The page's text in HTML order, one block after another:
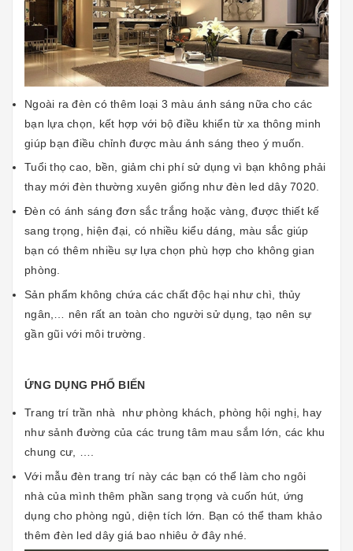
Ngoài ra đèn có thêm loại 3 màu ánh sáng nữa cho các
bạn lựa chọn, kết hợp với bộ điều khiển từ xa thông minh
giúp bạn điều chỉnh được màu ánh sáng theo ý muốn.
Tuổi thọ cao, bền, giảm chi phí sử dụng vì bạn không phải
thay mới đèn thường xuyên giống như đèn led dây 7020.
Đèn có ánh sáng đơn sắc trắng hoặc vàng, được thiết kế
sang trọng, hiện đại, có nhiều kiểu dáng, màu sắc giúp
bạn có thêm nhiều sự lựa chọn phù hợp cho không gian
phòng.
Sản phẩm không chứa các chất độc hại như chì, thủy
ngân,… nên rất an toàn cho người sử dụng, tạo nên sự
gần gũi với môi trường.
ỨNG DỤNG PHỔ BIẾN
Trang trí trần nhà như phòng khách, phòng hội nghị, hay
như sảnh đường của các trung tâm mau sắm lớn, các khu
chung cư, ….
Với mẫu đèn trang trí này các bạn có thể làm cho ngôi
nhà của mình thêm phần sang trọng và cuốn hút, ứng
dụng cho phòng ngủ, diện tích lớn. Bạn có thể tham khảo
thêmđèn led dây giá bao nhiêu ở đây nhé.